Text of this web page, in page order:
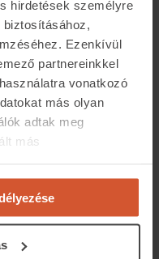
hirdetések személyre
Ezenkívül
partnereinkkel
vonatkozó
más olyan
adtak meg
más
rövid
a már említett
halasztják a